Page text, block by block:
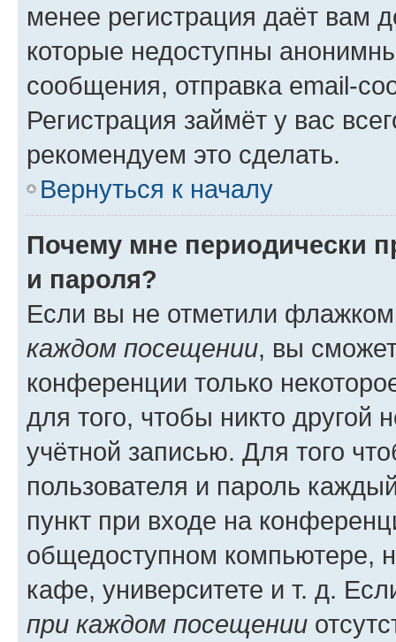
менее регистрация даёт вам
которые недоступны
сообщения, отправка email-
Регистрация займёт у вас
рекомендуем это сделать.
Вернуться к началу
Почему мне периодически
и пароля?
Если вы не отметили
каждом посещении, вы
конференции только
для того, чтобы никто другой
учётной записью. Для того
пользователя и пароль
пункт при входе на
общедоступном компьютере,
кафе, университете и т. д.
при каждом посещении